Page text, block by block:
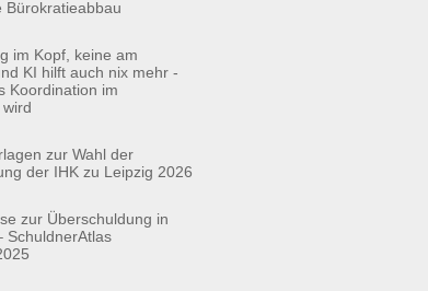
Bürokratieabbau
im Kopf, keine am
KI hilft auch nix mehr -
Koordination im
zur Wahl der
der IHK zu Leipzig 2026
zur Überschuldung in
SchuldnerAtlas